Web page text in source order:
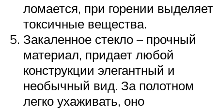
ломается, при горении выделяет
токсичные вещества.
Закаленное стекло – прочный
материал, придает любой
конструкции элегантный и
необычный вид. За полотном
легко ухаживать, оно